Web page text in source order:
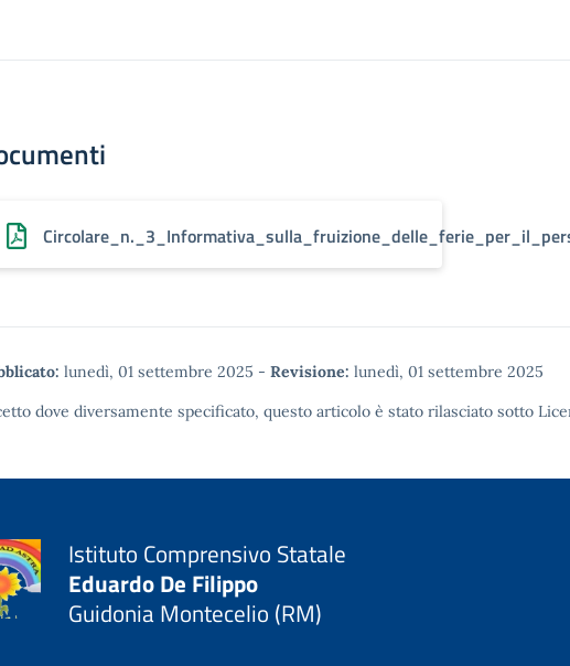
lunedì, 01 settembre 2025 - Revisione: lunedì, 01 settembre 2025
dove diversamente specificato, questo articolo è stato rilasciato sotto
Istituto Comprensivo Statale
Eduardo De Filippo
Guidonia Montecelio (RM)